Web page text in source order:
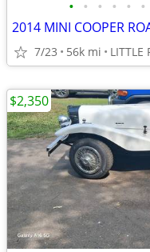
• • • • • •
7/23 56k mi LITTLE
$2,350